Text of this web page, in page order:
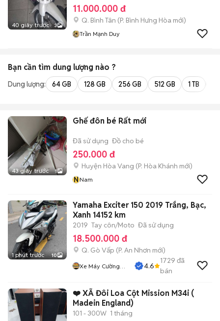
40 giây trước 3
11.000.000 đ
Q. Bình Tân (P. Bình Hưng Hòa mới)
Trần Mạnh Duy
Bạn cần tìm dung lượng nào ?
Dung lượng: 64 GB 128 GB 256 GB 512 GB 1 TB
43 giây trước 1
Ghế đôn bé Rất mới
Đã sử dụng Đồ cho bé
250.000 đ
Huyện Hòa Vang (P. Hòa Khánh mới)
NNam
1 phút trước 10
Yamaha Exciter 150 2019 Trắng, Bạc,
Xanh 14152 km
2019 Tay côn/Moto Đã sử dụng
18.500.000 đ
Q. Gò Vấp (P. An Nhơn mới)
Xe Máy Cường
4.6
1729 đã
bán
❤️ XÃ Đôi Loa Cột Mission M34i (
Madein England)
101 - 300W 1 tháng